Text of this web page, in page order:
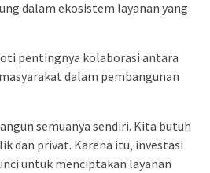
dalam ekosistem layanan yang
pentingnya kolaborasi antara
dalam pembangunan
semuanya sendiri. Kita butuh
dan privat. Karena itu, investasi
untuk menciptakan layanan